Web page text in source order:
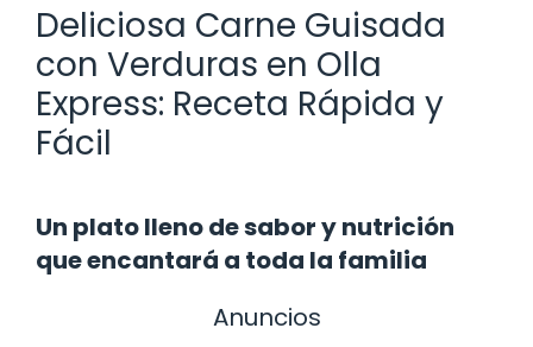
Deliciosa Carne Guisada
con Verduras en Olla
Express: Receta Rápida y
Fácil
Un plato lleno de sabor y nutrición
que encantará a toda la familia
Anuncios